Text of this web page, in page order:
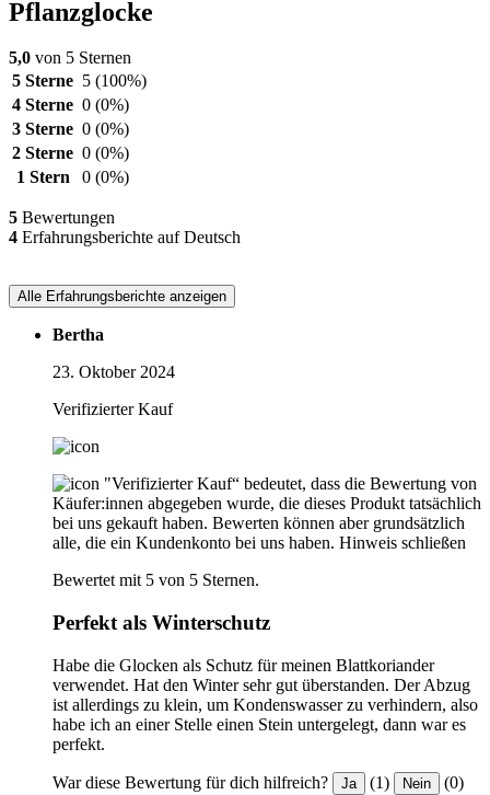
Pflanzglocke
5,0 von 5 Sternen
5 Sterne 5 (100%)
4 Sterne 0 (0%)
3 Sterne 0 (0%)
2 Sterne 0 (0%)
1 Stern
0 (0%)
5 Bewertungen
4 Erfahrungsberichte auf Deutsch
Alle Erfahrungsberichte anzeigen
Bertha
23. Oktober 2024
Verifizierter Kauf
"Verifizierter Kauf“ bedeutet, dass die Bewertung von
Käufer:innen abgegeben wurde, die dieses Produkt tatsächlich
bei uns gekauft haben. Bewerten können aber grundsätzlich
alle, die ein Kundenkonto bei uns haben. Hinweis schließen
Bewertet mit 5 von 5 Sternen.
Perfekt als Winterschutz
Habe die Glocken als Schutz für meinen Blattkoriander
verwendet. Hat den Winter sehr gut überstanden. Der Abzug
ist allerdings zu klein, um Kondenswasser zu verhindern, also
habe ich an einer Stelle einen Stein untergelegt, dann war es
perfekt.
War diese Bewertung für dich hilfreich? Ja (1) Nein (0)